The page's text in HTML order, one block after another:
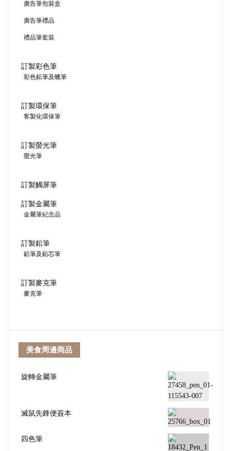
廣告筆包裝盒
廣告筆禮品
禮品筆套裝
訂製彩色筆
彩色鉛筆及蠟筆
訂製環保筆
客製化環保筆
訂製螢光筆
螢光筆
訂製觸屏筆
訂製金屬筆
金屬筆紀念品
訂製鉛筆
鉛筆及鉛芯筆
訂製麥克筆
麥克筆
美食周邊商品
旋轉金屬筆
滅鼠先鋒便簽本
四色筆